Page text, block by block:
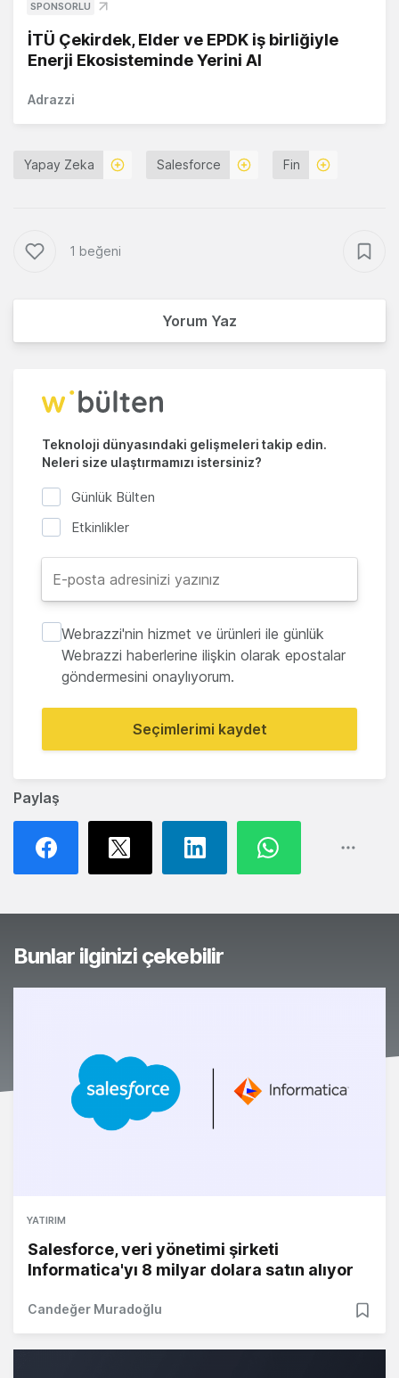
Paylaş
SPONSORLU
İTÜ Çekirdek, Elder ve EPDK iş birliğiyle
Enerji Ekosisteminde Yerini Al
Adrazzi
Yapay Zeka Salesforce Fin
1 beğeni
Yorum Yaz
Teknoloji dünyasındaki gelişmeleri takip edin.
Neleri size ulaştırmamızı istersiniz?
Günlük Bülten
Etkinlikler
Webrazzi'nin hizmet ve ürünleri ile günlük
Webrazzi haberlerine ilişkin olarak epostalar
göndermesini onaylıyorum.
Seçimlerimi kaydet
Bunlar ilginizi çekebilir
YATIRIM
Salesforce, veri yönetimi şirketi
Informatica'yı 8 milyar dolara satın alıyor
Candeğer Muradoğlu